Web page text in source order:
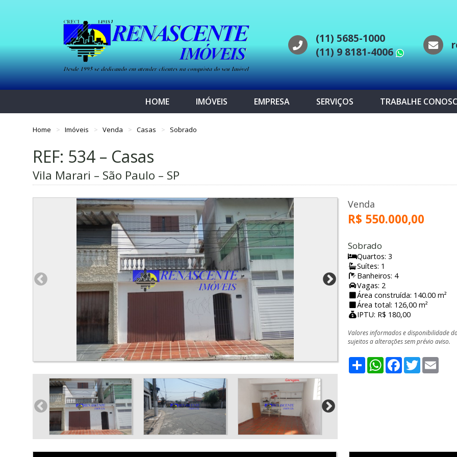
(11) 5685-1000
(11) 9 8181-4006
HOME IMÓVEIS EMPRESA SERVIÇOS TRABALHE
Home Imóveis Venda Casas Sobrado
REF: 534 – Casas
Vila Marari – São Paulo – SP
Venda
R$ 550.000,00
Sobrado
Quartos: 3
Suítes: 1
Banheiros: 4
Vagas: 2
Área construída: 140.00 m²
Área total: 126,00 m²
IPTU: R$ 180,00
Valores informados e disponibilidade
sujeitos a alterações sem prévio aviso.
ShareWhatsApp
Facebook
Twitter